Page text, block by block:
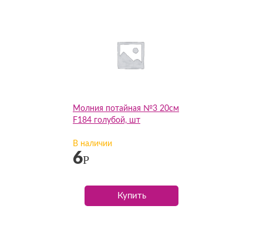
Молния потайная №3 20см
F184 голубой, шт
В наличии
6Р
Купить